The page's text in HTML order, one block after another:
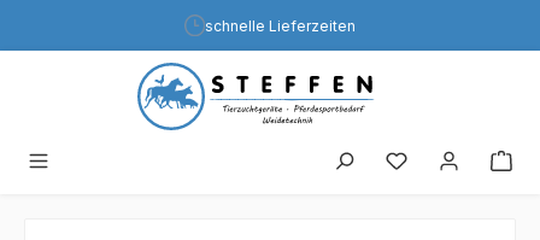
Zum Hauptinhalt springen schnelle Lieferzeiten